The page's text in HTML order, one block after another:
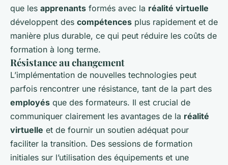
que les apprenants formés avec la réalité virtuelle
développent des compétences plus rapidement et de
manière plus durable, ce qui peut réduire les coûts de
formation à long terme.
Résistance au changement
L’implémentation de nouvelles technologies peut
parfois rencontrer une résistance, tant de la part des
employés que des formateurs. Il est crucial de
communiquer clairement les avantages de la réalité
virtuelle et de fournir un soutien adéquat pour
faciliter la transition. Des sessions de formation
initiales sur l’utilisation des équipements et une